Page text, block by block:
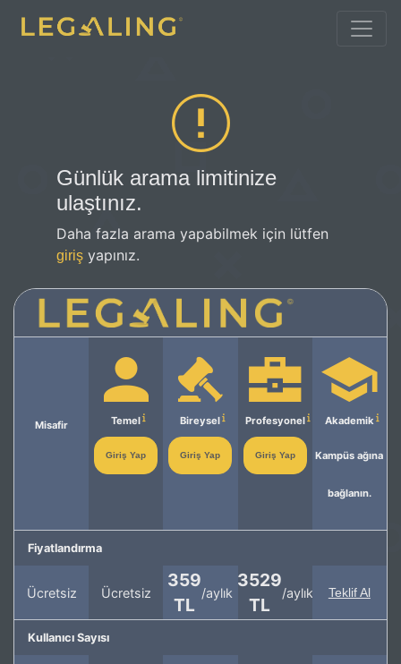
Günlük arama limitinize
ulaştınız.
Daha fazla arama yapabilmek için lütfen
giriş yapınız.
Misafir Temel
Giriş Yap
Bireysel
Giriş Yap
Profesyonel
Giriş Yap
Akademik
Kampüs ağına
bağlanın.
Fiyatlandırma
Ücretsiz Ücretsiz
359
TL
/aylık
3529
TL
/aylık Teklif Al
Kullanıcı Sayısı